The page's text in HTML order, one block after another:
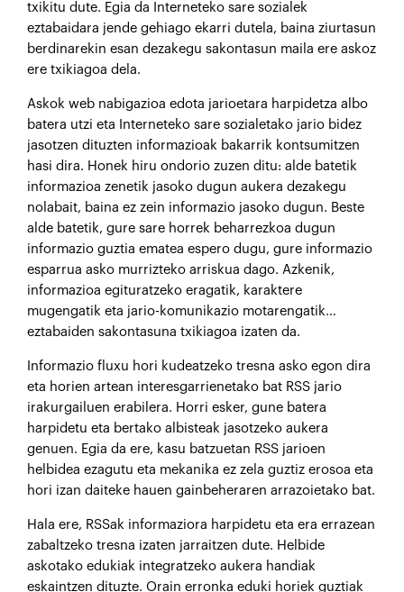
txikitu dute. Egia da Interneteko sare sozialek
eztabaidara jende gehiago ekarri dutela, baina ziurtasun
berdinarekin esan dezakegu sakontasun maila ere askoz
ere txikiagoa dela.
Askok web nabigazioa edota jarioetara harpidetza albo
batera utzi eta Interneteko sare sozialetako jario bidez
jasotzen dituzten informazioak bakarrik kontsumitzen
hasi dira. Honek hiru ondorio zuzen ditu: alde batetik
informazioa zenetik jasoko dugun aukera dezakegu
nolabait, baina ez zein informazio jasoko dugun. Beste
alde batetik, gure sare horrek beharrezkoa dugun
informazio guztia ematea espero dugu, gure informazio
esparrua asko murrizteko arriskua dago. Azkenik,
informazioa egituratzeko eragatik, karaktere
mugengatik eta jario-komunikazio motarengatik…
eztabaiden sakontasuna txikiagoa izaten da.
Informazio fluxu hori kudeatzeko tresna asko egon dira
eta horien artean interesgarrienetako bat RSS jario
irakurgailuen erabilera. Horri esker, gune batera
harpidetu eta bertako albisteak jasotzeko aukera
genuen. Egia da ere, kasu batzuetan RSS jarioen
helbidea ezagutu eta mekanika ez zela guztiz erosoa eta
hori izan daiteke hauen gainbeheraren arrazoietako bat.
Hala ere, RSSak informaziora harpidetu eta era errazean
zabaltzeko tresna izaten jarraitzen dute. Helbide
askotako edukiak integratzeko aukera handiak
eskaintzen dituzte. Orain erronka eduki horiek guztiak